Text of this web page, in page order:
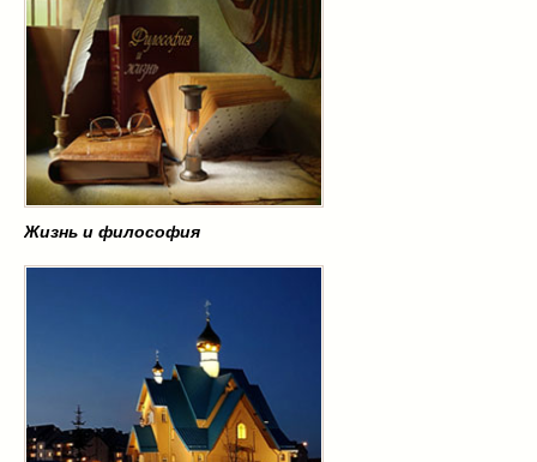
Жизнь и философия